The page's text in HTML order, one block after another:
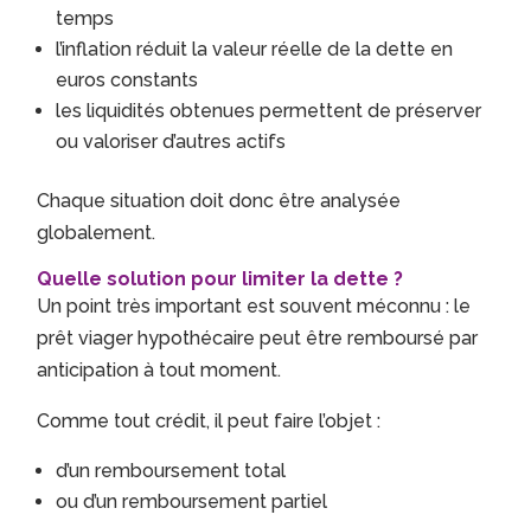
temps
l’inflation réduit la valeur réelle de la dette en
euros constants
les liquidités obtenues permettent de préserver
ou valoriser d’autres actifs
Chaque situation doit donc être analysée
globalement.
Quelle solution pour limiter la dette ?
Un point très important est souvent méconnu : le
prêt viager hypothécaire peut être remboursé par
anticipation à tout moment.
Comme tout crédit, il peut faire l’objet :
d’un remboursement total
ou d’un remboursement partiel